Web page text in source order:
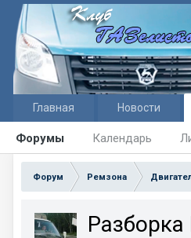
Главная Новости
Форумы Календарь
Форум Ремзона